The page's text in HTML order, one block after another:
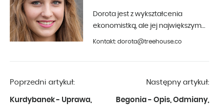
Dorota jest z wykształcenia
ekonomistką, ale jej największym
hobby jest fotografia i aranżacja
od początku 2019 roku.
Kontakt: dorota@treehouse.co
Poprzedni artykuł:
Kurdybanek - Uprawa,
Następny artykuł:
Begonia - Opis, Odmiany,